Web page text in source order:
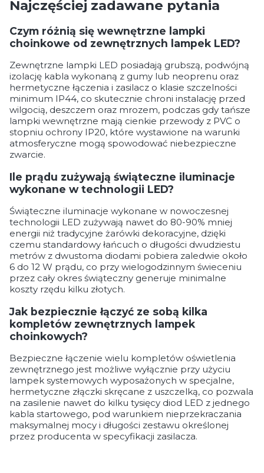
Najczęściej zadawane pytania
Czym różnią się wewnętrzne lampki
choinkowe od zewnętrznych lampek LED?
Zewnętrzne lampki LED posiadają grubszą, podwójną
izolację kabla wykonaną z gumy lub neoprenu oraz
hermetyczne łączenia i zasilacz o klasie szczelności
minimum IP44, co skutecznie chroni instalację przed
wilgocią, deszczem oraz mrozem, podczas gdy tańsze
lampki wewnętrzne mają cienkie przewody z PVC o
stopniu ochrony IP20, które wystawione na warunki
atmosferyczne mogą spowodować niebezpieczne
zwarcie.
Ile prądu zużywają świąteczne iluminacje
wykonane w technologii LED?
Świąteczne iluminacje wykonane w nowoczesnej
technologii LED zużywają nawet do 80-90% mniej
energii niż tradycyjne żarówki dekoracyjne, dzięki
czemu standardowy łańcuch o długości dwudziestu
metrów z dwustoma diodami pobiera zaledwie około
6 do 12 W prądu, co przy wielogodzinnym świeceniu
przez cały okres świąteczny generuje minimalne
koszty rzędu kilku złotych.
Jak bezpiecznie łączyć ze sobą kilka
kompletów zewnętrznych lampek
choinkowych?
Bezpieczne łączenie wielu kompletów oświetlenia
zewnętrznego jest możliwe wyłącznie przy użyciu
lampek systemowych wyposażonych w specjalne,
hermetyczne złączki skręcane z uszczelką, co pozwala
na zasilenie nawet do kilku tysięcy diod LED z jednego
kabla startowego, pod warunkiem nieprzekraczania
maksymalnej mocy i długości zestawu określonej
przez producenta w specyfikacji zasilacza.